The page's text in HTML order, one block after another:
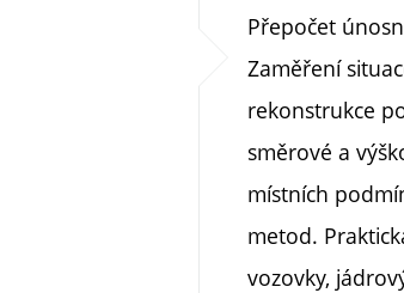
Přepočet
Zaměření
rekonstrukce
směrové a
místních
metod.
vozovky,